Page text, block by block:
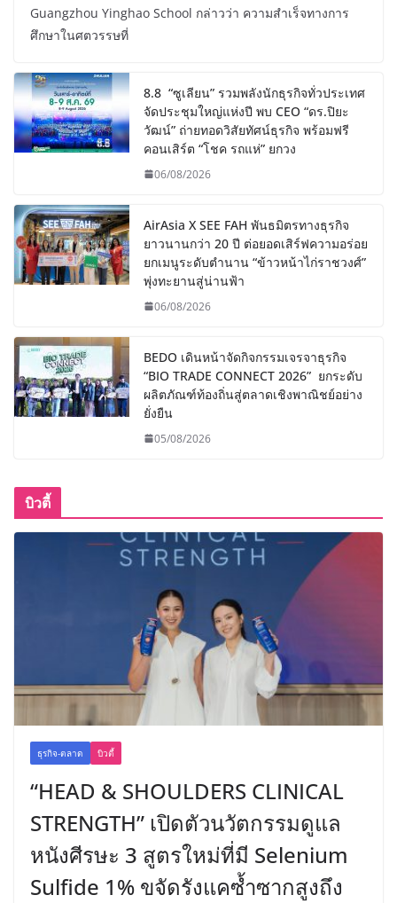
Guangzhou Yinghao School กล่าวว่า ความสำเร็จทางการ
ศึกษาในศตวรรษที่
8.8 “ซูเลียน” รวมพลังนักธุรกิจทั่วประเทศ
จัดประชุมใหญ่แห่งปี พบ CEO “ดร.ปิยะ
วัฒน์” ถ่ายทอดวิสัยทัศน์ธุรกิจ พร้อมฟรี
คอนเสิร์ต “โชค รถแห่” ยกวง
06/08/2026
AirAsia X SEE FAH พันธมิตรทางธุรกิจ
ยาวนานกว่า 20 ปี ต่อยอดเสิร์ฟความอร่อย
ยกเมนูระดับตำนาน “ข้าวหน้าไก่ราชวงศ์”
พุ่งทะยานสู่น่านฟ้า
06/08/2026
BEDO เดินหน้าจัดกิจกรรมเจรจาธุรกิจ
“BIO TRADE CONNECT 2026” ยกระดับ
ผลิตภัณฑ์ท้องถิ่นสู่ตลาดเชิงพาณิชย์อย่าง
ยั่งยืน
05/08/2026
บิวตี้
ธุรกิจ-ตลาด บิวตี้
“HEAD & SHOULDERS CLINICAL
STRENGTH” เปิดตัวนวัตกรรมดูแล
หนังศีรษะ 3 สูตรใหม่ที่มี Selenium
Sulfide 1% ขจัดรังแคซ้ำซากสูงถึง